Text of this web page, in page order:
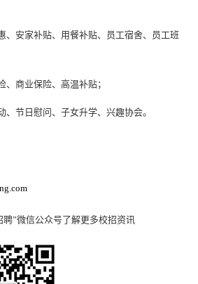
、安家补贴、用餐补贴、员工宿舍、员工班
、商业保险、高温补贴；
、节日慰问、子女升学、兴趣协会。
”微信公众号了解更多校招资讯